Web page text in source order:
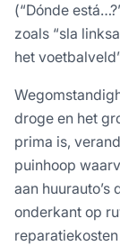
(“Dónde
zoals “sla
het
droge en het
prima is,
puinhoop
aan
onderkant op